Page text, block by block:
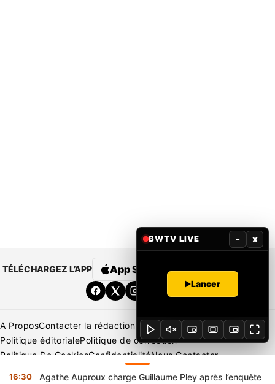
TÉLÉCHARGEZ L’APP App Store Google Play
A ProposContacter la rédactionRédaction Mentions légales
Politique éditorialePolitique de correction
Politique De CookiesConfidentialitéNous Contacter
16:30
Agathe Auproux charge Guillaume Pley après l’enquête
BWTV LIVE - x
Lancer